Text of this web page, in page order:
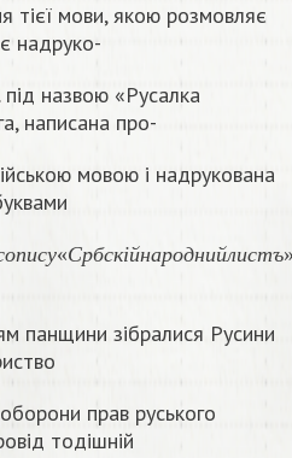
тієï мови, якою розмовляє
надруко-
назвою «Русалка
написана про-
мовою i надрукована
о п и с у « С р б с кі й н а р о д н и йл и с т ъ
С б кій о и
панщини зібралися Русини
прав руського
тодішній